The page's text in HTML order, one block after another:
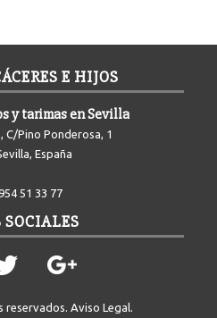
E HIJOS
y tarimas en Sevilla
C/Pino Ponderosa, 1
España
51 33 77
SOCIALES
reservados. Aviso Legal.